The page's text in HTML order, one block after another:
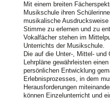
Mit einem breiten
Musikschule ihren
musikalische
Stimme zu erlernen und zu
Vokalfächer stehen im
Unterrichts der Musikschule.
Die auf die Unter-, Mittel-
Lehrpläne gewährleisten
persönlichen Entwicklung
Erlebnisprozesses, in dem
Herausforderungen
können Einzelunterricht und